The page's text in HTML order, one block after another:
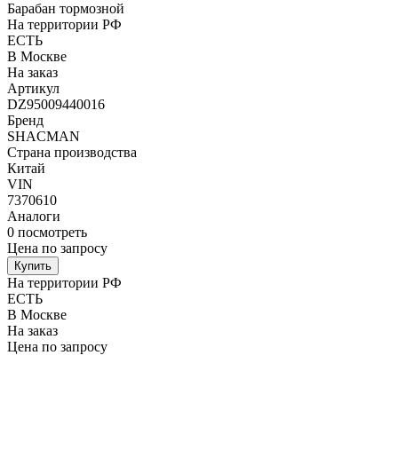
Барабан тормозной
На территории РФ
ЕСТЬ
В Москве
На заказ
Артикул
DZ95009440016
Бренд
SHACMAN
Страна производства
Китай
VIN
7370610
Аналоги
0 посмотреть
Цена по запросу
Купить
На территории РФ
ЕСТЬ
В Москве
На заказ
Цена по запросу